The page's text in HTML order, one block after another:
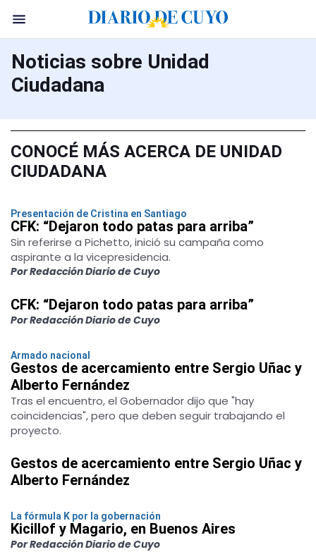
Noticias sobre Unidad
Ciudadana
CONOCÉ MÁS ACERCA DE UNIDAD
CIUDADANA
Presentación de Cristina en Santiago
CFK: “Dejaron todo patas para arriba”
Sin referirse a Pichetto, inició su campaña como
aspirante a la vicepresidencia.
Por Redacción Diario de Cuyo
CFK: “Dejaron todo patas para arriba”
Por Redacción Diario de Cuyo
Armado nacional
Gestos de acercamiento entre Sergio Uñac y
Alberto Fernández
Tras el encuentro, el Gobernador dijo que "hay
coincidencias", pero que deben seguir trabajando el
proyecto.
Gestos de acercamiento entre Sergio Uñac y
Alberto Fernández
La fórmula K por la gobernación
Kicillof y Magario, en Buenos Aires
Por Redacción Diario de Cuyo